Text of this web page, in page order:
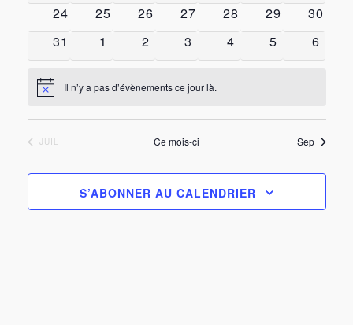
0 évènements
24 0 évènements
25 0 évènements
26 0 évènements
27 0 évènements
28 0 évènements
29 0
30
0 évènements
31 0 évènements
1 0 évènements
2 0 évènements
3 0 évènements
4 0
5 0
6
Notice Il n’y a pas d’évènements ce jour là.
JUIL Ce mois-ci Sep
S’ABONNER AU CALENDRIER